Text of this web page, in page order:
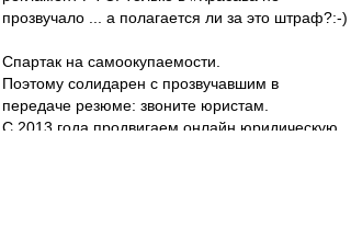
прозвучало ... а полагается ли за это штраф?:-)
Спартак на самоокупаемости.
Поэтому солидарен с прозвучавшим в
передаче резюме: звоните юристам.
С 2013 года продвигаем онлайн юридическую